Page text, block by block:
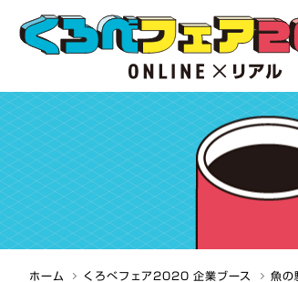
ホーム くろべフェア2020 企業ブース 魚の